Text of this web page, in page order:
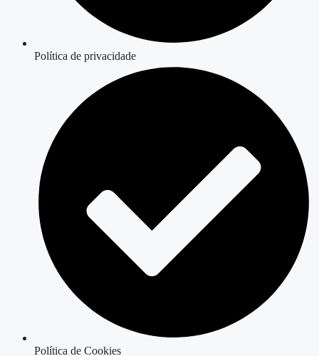
Política de privacidade
Política de Cookies